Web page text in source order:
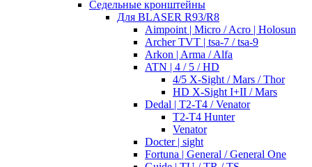
Седельные кронштейны
Для BLASER R93/R8
Aimpoint | Micro / Acro | Holosun
Archer TVT | tsa-7 / tsa-9
Arkon | Arma / Alfa
ATN | 4 / 5 / HD
4/5 X-Sight / Mars / Thor
HD X-Sight I+II / Mars
Dedal | T2-T4 / Venator
T2-T4 Hunter
Venator
Docter | sight
Fortuna | General / General One